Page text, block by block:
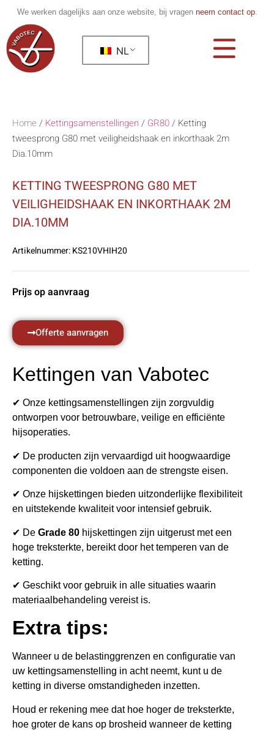
We werken dagelijks aan onze website, bij vragen neem contact op.
NL
Home / Kettingsamenstellingen / GR80/ Ketting
tweesprong G80 met veiligheidshaak en inkorthaak 2m
Dia.10mm
KETTING TWEESPRONG G80 MET
VEILIGHEIDSHAAK EN INKORTHAAK 2M
DIA.10MM
Artikelnummer:KS210VHIH20
Prijs op aanvraag
Offerte aanvragen
Kettingen van Vabotec
✔ Onze kettingsamenstellingen zijn zorgvuldig
ontworpen voor betrouwbare, veilige en efficiënte
hijsoperaties.
✔ De producten zijn vervaardigd uit hoogwaardige
componenten die voldoen aan de strengste eisen.
✔ Onze hijskettingen bieden uitzonderlijke flexibiliteit
en uitstekende kwaliteit voor intensief gebruik.
✔ De Grade 80 hijskettingen zijn uitgerust met een
hoge treksterkte, bereikt door het temperen van de
ketting.
✔ Geschikt voor gebruik in alle situaties waarin
materiaalbehandeling vereist is.
Extra tips:
Wanneer u de belastinggrenzen en configuratie van
uw kettingsamenstelling in acht neemt, kunt u de
ketting in diverse omstandigheden inzetten.
Houd er rekening mee dat hoe hoger de treksterkte,
hoe groter de kans op brosheid wanneer de ketting